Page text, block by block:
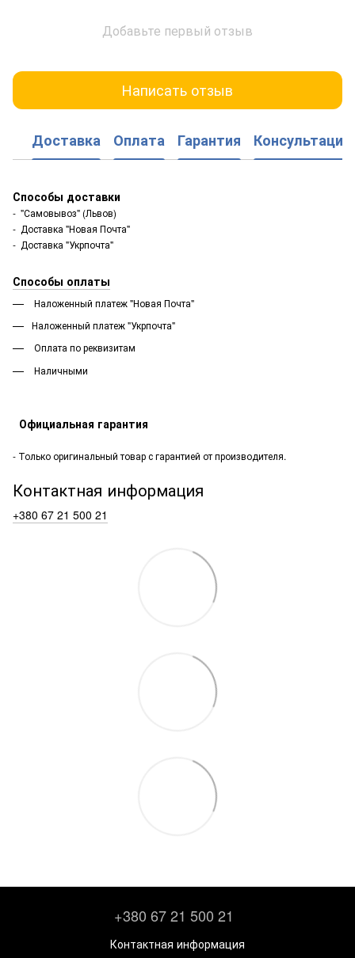
Добавьте первый отзыв
Написать отзыв
Доставка Оплата Гарантия Консультация
Способы доставки
- "Самовывоз" (Львов)
- Доставка "Новая Почта"
- Доставка "Укрпочта"
Способы оплаты
Наложенный платеж "Новая Почта"
Наложенный платеж "Укрпочта"
Оплата по реквизитам
Наличными
Официальная гарантия
- Только оригинальный товар с гарантией от производителя.
Контактная информация
+380 67 21 500 21
+380 67 21 500 21
Контактная информация